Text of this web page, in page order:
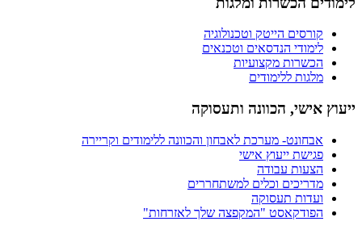
קורסים הייטק וטכנולוגיה
לימודי הנדסאים וטכנאים
הכשרות מקצועיות
מלגות ללימודים
ייעוץ אישי, הכוונה ותעסוקה
אבחונט- מערכת לאבחון והכוונה ללימודים וקריירה
פגישת ייעוץ אישי
הצעות עבודה
מדריכים וכלים למשתחררים
ועדות תעסוקה
הפודקאסט "המקפצה שלך לאזרחות"